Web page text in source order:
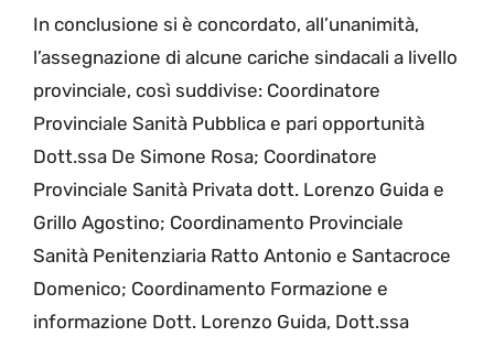
In conclusione si è concordato, all’unanimità,
l’assegnazione di alcune cariche sindacali a livello
provinciale, così suddivise: Coordinatore
Provinciale Sanità Pubblica e pari opportunità
Dott.ssa De Simone Rosa; Coordinatore
Provinciale Sanità Privata dott. Lorenzo Guida e
Grillo Agostino; Coordinamento Provinciale
Sanità Penitenziaria Ratto Antonio e Santacroce
Domenico; Coordinamento Formazione e
informazione Dott. Lorenzo Guida, Dott.ssa